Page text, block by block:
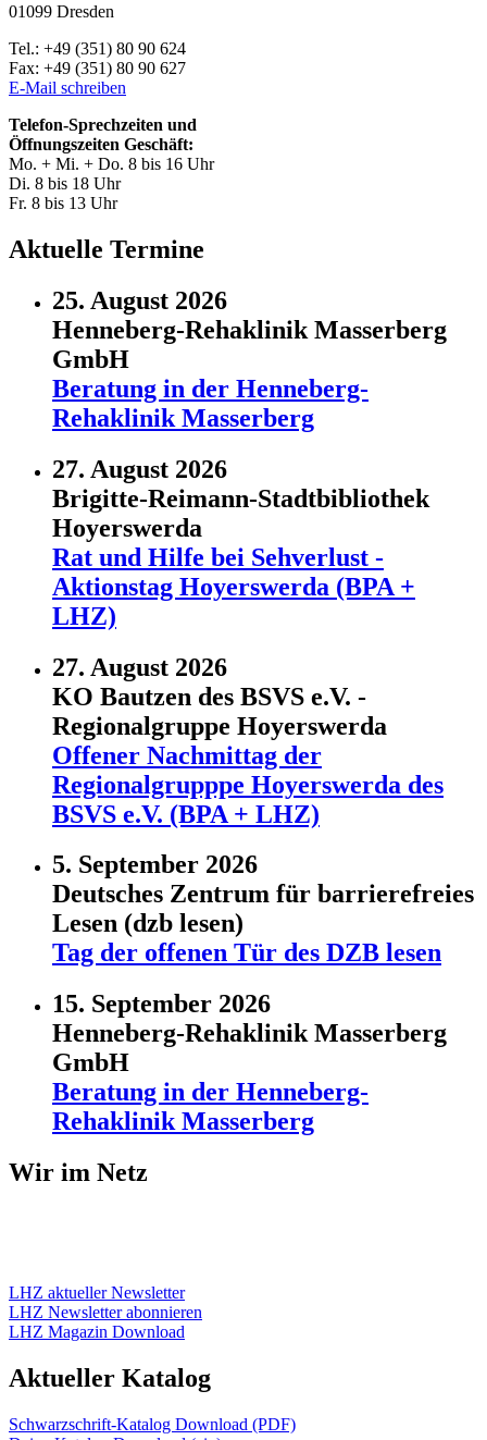
01099 Dresden
Tel.: +49 (351) 80 90 624
Fax: +49 (351) 80 90 627
E-Mail schreiben
Telefon-Sprechzeiten und
Öffnungszeiten Geschäft:
Mo. + Mi. + Do. 8 bis 16 Uhr
Di. 8 bis 18 Uhr
Fr. 8 bis 13 Uhr
Aktuelle Termine
25. August 2026
Henneberg-Rehaklinik Masserberg
GmbH
Beratung in der Henneberg-
Rehaklinik Masserberg
27. August 2026
Brigitte-Reimann-Stadtbibliothek
Hoyerswerda
Rat und Hilfe bei Sehverlust -
Aktionstag Hoyerswerda (BPA +
LHZ)
27. August 2026
KO Bautzen des BSVS e.V. -
Regionalgruppe Hoyerswerda
Offener Nachmittag der
Regionalgrupppe Hoyerswerda des
BSVS e.V. (BPA + LHZ)
5. September 2026
Deutsches Zentrum für barrierefreies
Lesen (dzb lesen)
Tag der offenen Tür des DZB lesen
15. September 2026
Henneberg-Rehaklinik Masserberg
GmbH
Beratung in der Henneberg-
Rehaklinik Masserberg
Wir im Netz
LHZ aktueller Newsletter
LHZ Newsletter abonnieren
LHZ Magazin Download
Aktueller Katalog
Schwarzschrift-Katalog Download (PDF)